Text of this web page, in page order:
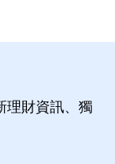
理財資訊、獨